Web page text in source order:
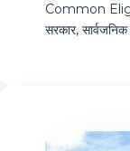
Common
सरकार, सार्वजनिक